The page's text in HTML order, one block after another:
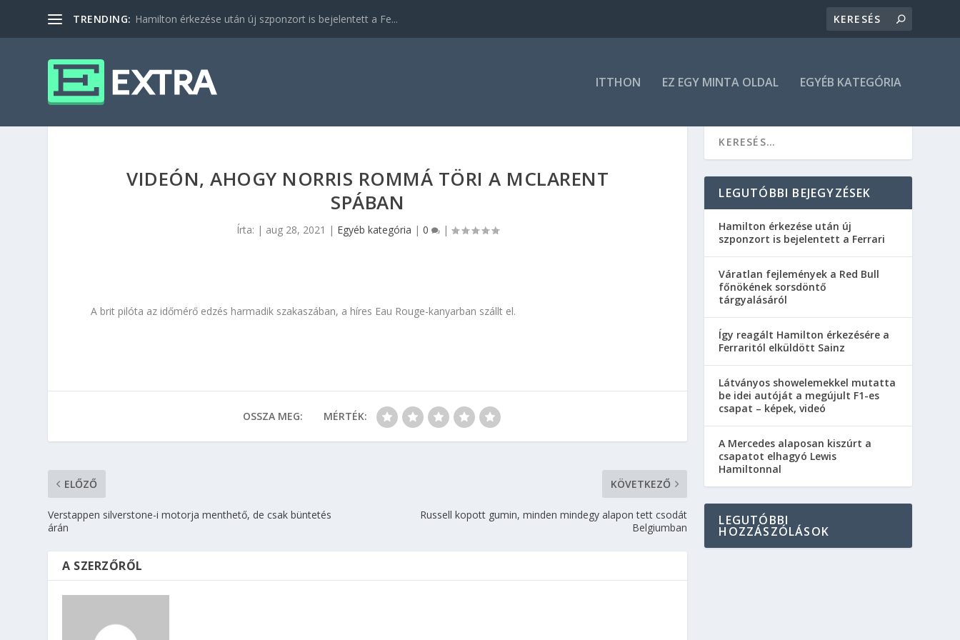
TRENDING: Hamilton érkezése után új szponzort is bejelentett a Fe...
ITTHON EZ EGY MINTA OLDAL EGYÉB KATEGÓRIA
VIDEÓN, AHOGY NORRIS ROMMÁ TÖRI A MCLARENT
SPÁBAN
Írta: | aug 28, 2021 | Egyéb kategória |0 |
A brit pilóta az időmérő edzés harmadik szakaszában, a híres Eau Rouge-kanyarban szállt el.
OSSZA MEG: MÉRTÉK:
ELŐZŐ
Verstappen silverstone-i motorja menthető, de csak büntetés
árán
KÖVETKEZŐ
Russell kopott gumin, minden mindegy alapon tett csodát
Belgiumban
A SZERZŐRŐL
LEGUTÓBBI BEJEGYZÉSEK
Hamilton érkezése után új
szponzort is bejelentett a Ferrari
Váratlan fejlemények a Red Bull
főnökének sorsdöntő
tárgyalásáról
Így reagált Hamilton érkezésére a
Ferraritól elküldött Sainz
Látványos showelemekkel mutatta
be idei autóját a megújult F1-es
csapat – képek, videó
A Mercedes alaposan kiszúrt a
csapatot elhagyó Lewis
Hamiltonnal
LEGUTÓBBI
HOZZÁSZÓLÁSOK